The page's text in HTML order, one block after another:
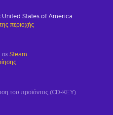
United States of America
περιοχής
σε Steam
του προϊόντος (CD-KEY)